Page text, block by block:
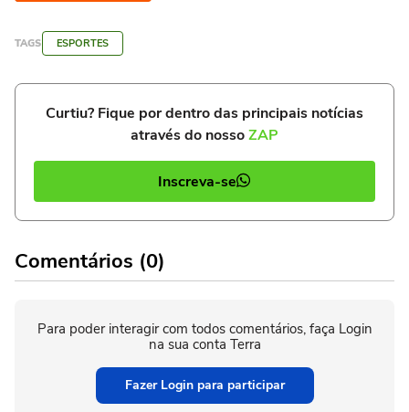
TAGS ESPORTES
Curtiu? Fique por dentro das principais notícias
através do nossoZAP
Inscreva-se
Comentários (0)
Para poder interagir com todos comentários, faça Login
na sua conta Terra
Fazer Login para participar